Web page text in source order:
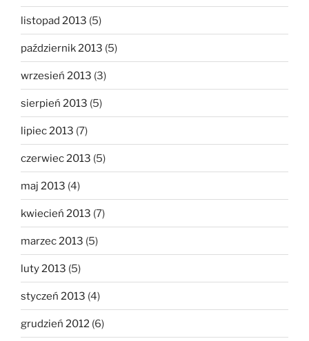
listopad 2013 (5)
październik 2013 (5)
wrzesień 2013 (3)
sierpień 2013 (5)
lipiec 2013 (7)
czerwiec 2013 (5)
maj 2013 (4)
kwiecień 2013 (7)
marzec 2013 (5)
luty 2013 (5)
styczeń 2013 (4)
grudzień 2012 (6)